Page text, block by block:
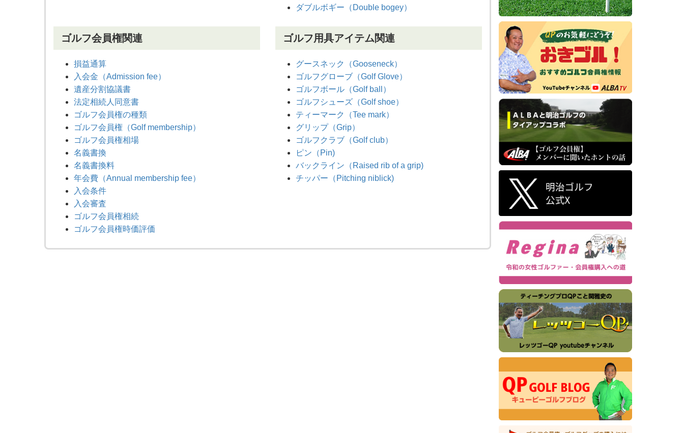
ダブルボギー（Double bogey）
ゴルフ会員権関連
損益通算
入会金（Admission fee）
遺産分割協議書
法定相続人同意書
ゴルフ会員権の種類
ゴルフ会員権（Golf membership）
ゴルフ会員権相場
名義書換
名義書換料
年会費（Annual membership fee）
入会条件
入会審査
ゴルフ会員権相続
ゴルフ会員権時価評価
ゴルフ用具アイテム関連
グースネック（Gooseneck）
ゴルフグローブ（Golf Glove）
ゴルフボール（Golf ball）
ゴルフシューズ（Golf shoe）
ティーマーク（Tee mark）
グリップ（Grip）
ゴルフクラブ（Golf club）
ピン（Pin)
バックライン（Raised rib of a grip)
チッパー（Pitching niblick)